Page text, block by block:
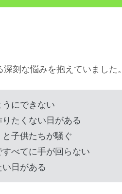
刻な悩みを抱えていました。
うにできない
りたくない日がある
と子供たちが騒ぐ
すべてに手が回らない
い日がある